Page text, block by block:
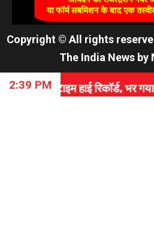
Copyright © All rights
The India News by
2:39 PM
रिकॉर्ड, भर गया सरकार का